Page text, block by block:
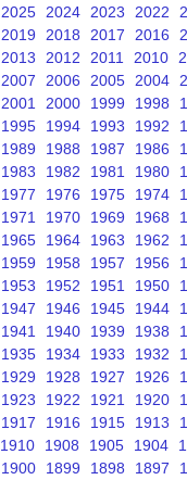
2025 2024 2023 2022
2019 2018 2017 2016
2013 2012 2011 2010
2007 2006 2005 2004
2001 2000 1999 1998
1995 1994 1993 1992
1989 1988 1987 1986
1983 1982 1981 1980
1977 1976 1975 1974
1971 1970 1969 1968
1965 1964 1963 1962
1959 1958 1957 1956
1953 1952 1951 1950
1947 1946 1945 1944
1941 1940 1939 1938
1935 1934 1933 1932
1929 1928 1927 1926
1923 1922 1921 1920
1917 1916 1915 1913
1910 1908 1905 1904
1900 1899 1898 1897